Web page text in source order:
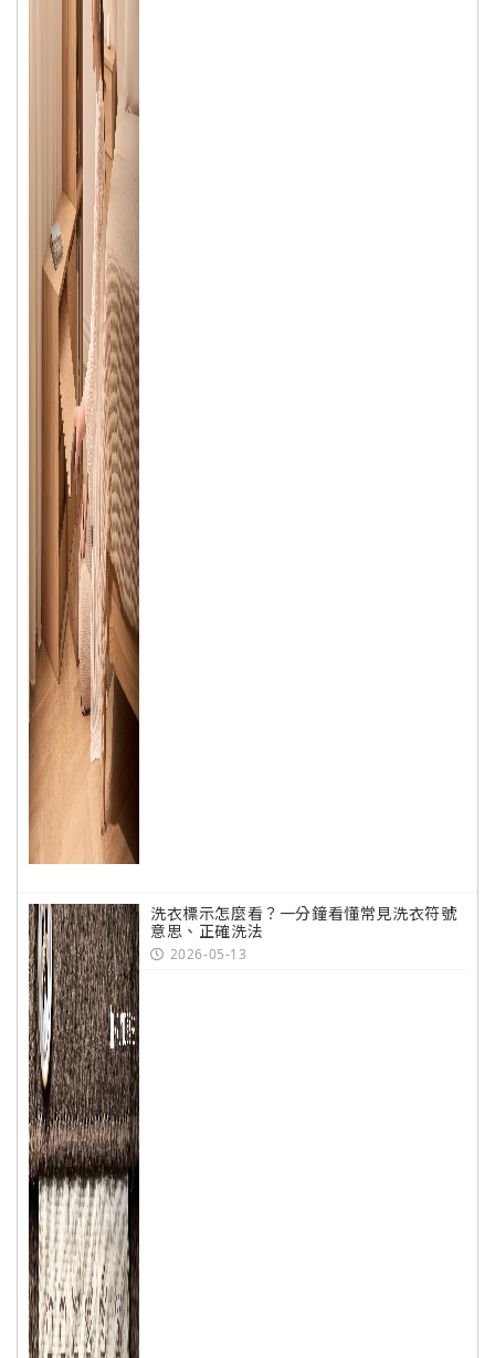
洗衣標示怎麼看？一分鐘看懂常見洗衣符號
意思、正確洗法
2026-05-13